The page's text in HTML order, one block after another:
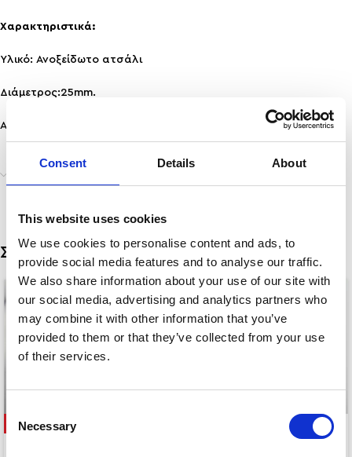
Consent Details About
This website uses cookies
We use cookies to personalise content and ads, to
provide social media features and to analyse our traffic.
We also share information about your use of our site with
our social media, advertising and analytics partners who
may combine it with other information that you’ve
provided to them or that they’ve collected from your use
of their services.
Selection
Necessary
Χαρακτηριστικά:
Υλικό: Ανοξείδωτο ατσάλι
Διάμετρος:25mm.
Ανθεκτικότητα: Ανθεκτικό σε νερό & άρωμα, δεν μαυρίζει!
Σχετικά προϊόντα
-50%